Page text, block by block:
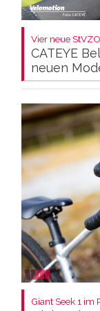
Vier neue
CATEYE
neuen
Giant Seek 1 im